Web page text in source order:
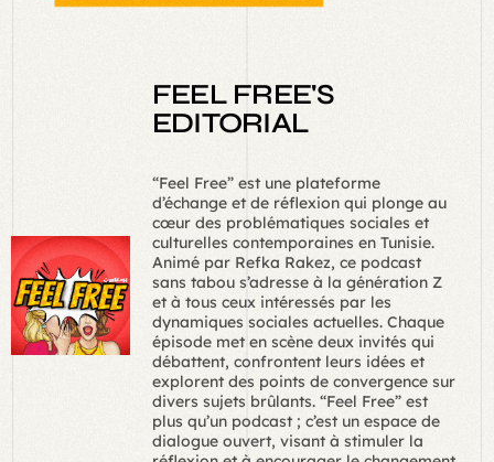
FEEL FREE'S
EDITORIAL
“Feel Free” est une plateforme
d’échange et de réflexion qui plonge au
cœur des problématiques sociales et
culturelles contemporaines en Tunisie.
Animé par Refka Rakez, ce podcast
sans tabou s’adresse à la génération Z
et à tous ceux intéressés par les
dynamiques sociales actuelles. Chaque
épisode met en scène deux invités qui
débattent, confrontent leurs idées et
explorent des points de convergence sur
divers sujets brûlants. “Feel Free” est
plus qu’un podcast ; c’est un espace de
dialogue ouvert, visant à stimuler la